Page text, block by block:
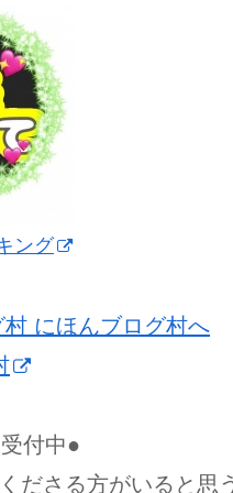
ング
付中●
ださる方がいると思